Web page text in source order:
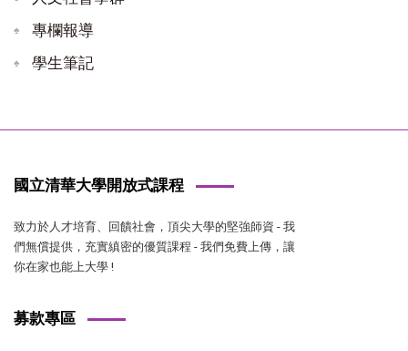
專欄報導
學生筆記
國立清華大學開放式課程
致力於人才培育、回饋社會，頂尖大學的堅強師資 - 我
們無償提供，充實縝密的優質課程 - 我們免費上傳，讓
你在家也能上大學 !
募款專區